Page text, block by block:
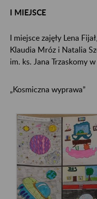
I MIEJSCE
I miejsce zajęły Lena
Klaudia Mróz i Natalia
im. ks. Jana Trzaskomy
„Kosmiczna wyprawa”